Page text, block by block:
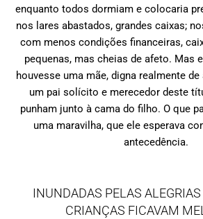
enquanto todos dormiam e colocaria
nos lares abastados, grandes caixas;
com menos condições financeiras,
pequenas, mas cheias de afeto. Mas
houvesse uma mãe, digna realmente
um pai solícito e merecedor deste
punham junto à cama do filho. O que
uma maravilha, que ele esperava
antecedência.
INUNDADAS PELAS
CRIANÇAS FICAVAM